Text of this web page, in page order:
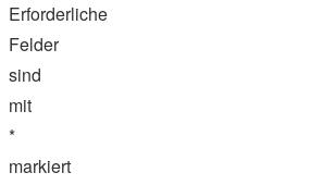
Erforderliche
Felder
sind
mit
*
markiert